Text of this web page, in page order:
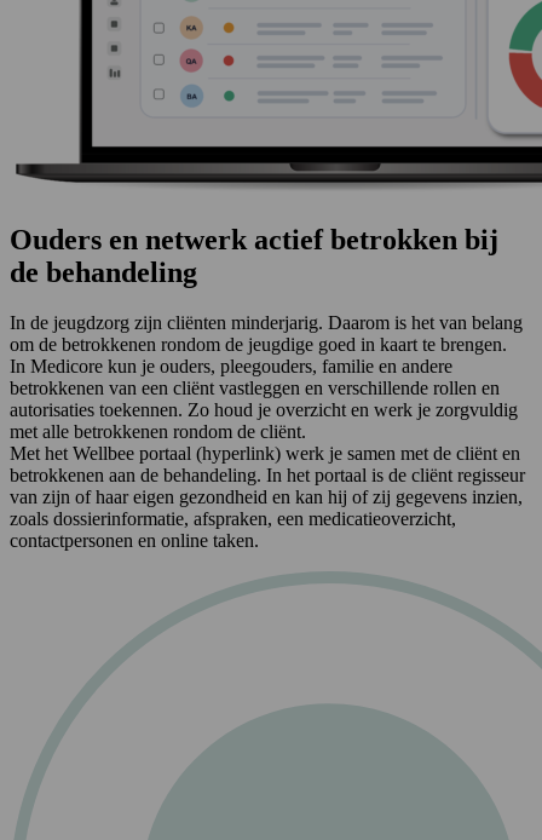
Ouders en netwerk actief betrokken bij
de behandeling
In de jeugdzorg zijn cliënten minderjarig. Daarom is het van belang
om de betrokkenen rondom de jeugdige goed in kaart te brengen.
In Medicore kun je ouders, pleegouders, familie en andere
betrokkenen van een cliënt vastleggen en verschillende rollen en
autorisaties toekennen. Zo houd je overzicht en werk je zorgvuldig
met alle betrokkenen rondom de cliënt.
Met het Wellbee portaal (hyperlink) werk je samen met de cliënt en
betrokkenen aan de behandeling. In het portaal is de cliënt regisseur
van zijn of haar eigen gezondheid en kan hij of zij gegevens inzien,
zoals dossierinformatie, afspraken, een medicatieoverzicht,
contactpersonen en online taken.